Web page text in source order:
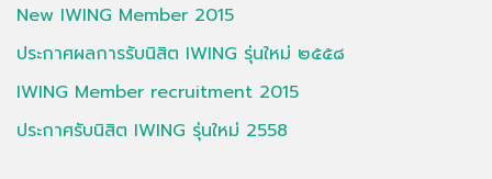
New IWING Member 2015
ประกาศผลการรับนิสิต IWING รุ่นใหม่ ๒๕๕๘
IWING Member recruitment 2015
ประกาศรับนิสิต IWING รุ่นใหม่ 2558